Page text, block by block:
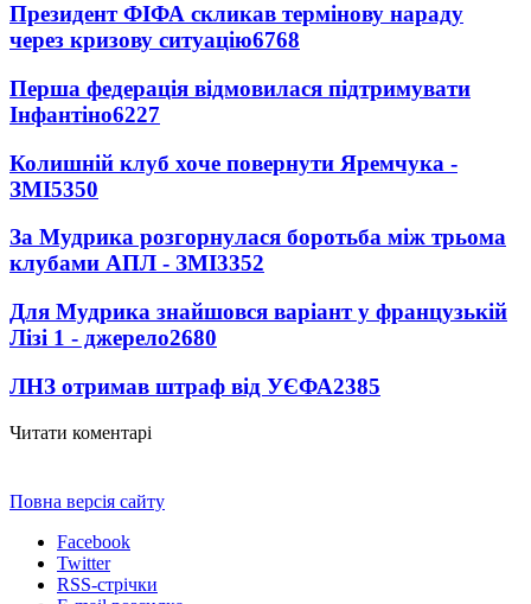
Президент ФІФА скликав термінову нараду
через кризову ситуацію6768
Перша федерація відмовилася підтримувати
Інфантіно6227
Колишній клуб хоче повернути Яремчука -
ЗМІ5350
За Мудрика розгорнулася боротьба між трьома
клубами АПЛ - ЗМІ3352
Для Мудрика знайшовся варіант у французькій
Лізі 1 - джерело2680
ЛНЗ отримав штраф від УЄФА2385
Читати коментарі
Повна версія сайту
Facebook
Twitter
RSS-стрічки